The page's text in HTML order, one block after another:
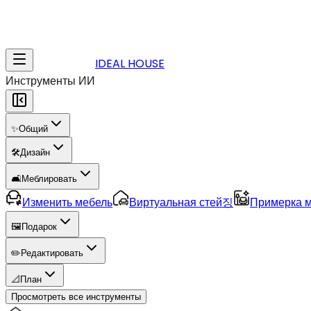
IDEAL HOUSE
Инструменты ИИ
✨Общий
🛠️Дизайн
🛋️Меблировать
Изменить мебель Виртуальная стей징 Примерка
🖼️ Подарок
✏️ Редактировать
📐 План
Просмотреть все инструменты